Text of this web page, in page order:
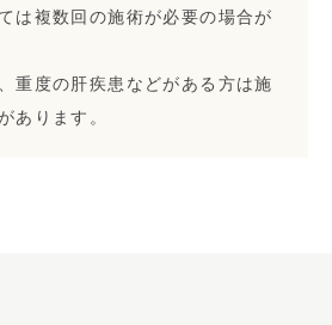
は複数回の施術が必要の場合が
重度の肝疾患などがある方は施
あります。